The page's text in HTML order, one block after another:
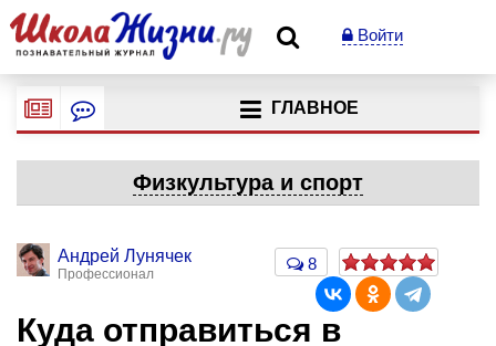
Войти
ГЛАВНОЕ
Физкультура и спорт
Андрей Лунячек
Профессионал
8
Куда отправиться в